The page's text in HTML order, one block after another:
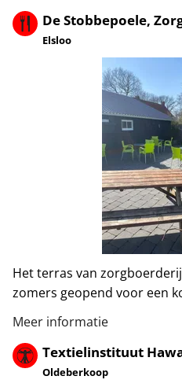
De Stobbepoele,
Elsloo
Het terras van
zomers geopend voor een
Meer informatie
Textielinstituut
Oldeberkoop